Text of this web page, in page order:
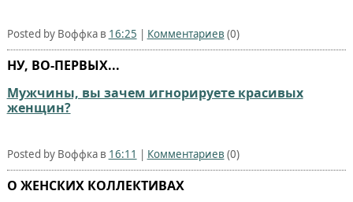
Posted by Воффка в 16:25 | Комментариев (0)
НУ, ВО-ПЕРВЫХ...
Мужчины, вы зачем игнорируете красивых
женщин?
Posted by Воффка в 16:11 | Комментариев (0)
О ЖЕНСКИХ КОЛЛЕКТИВАХ